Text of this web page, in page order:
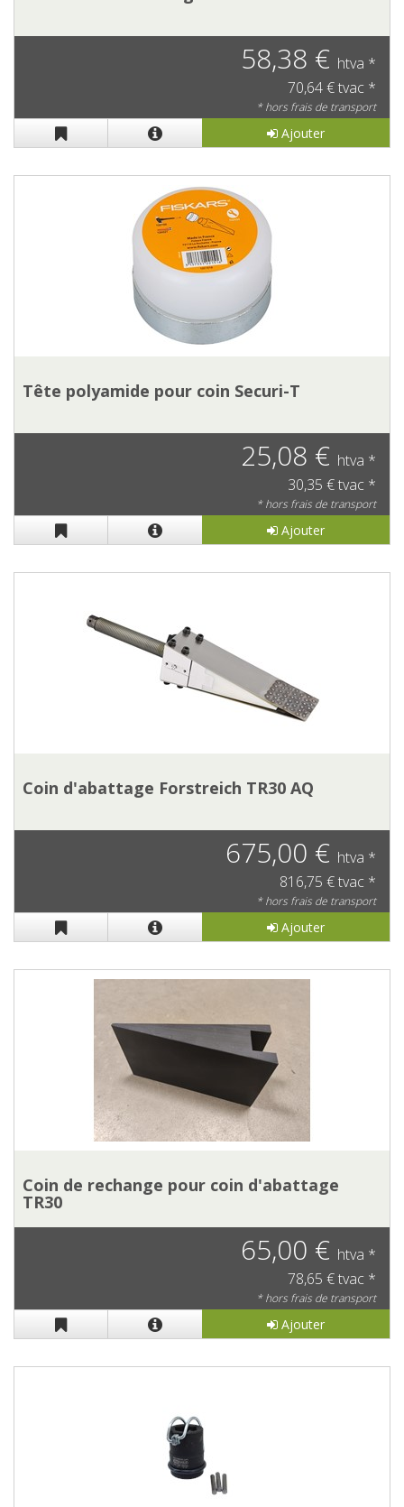
58,38 € htva *
70,64 € tvac *
* hors frais de transport
Ajouter
Tête polyamide pour coin Securi-T
25,08 € htva *
30,35 € tvac *
* hors frais de transport
Ajouter
Coin d'abattage Forstreich TR30 AQ
675,00 € htva *
816,75 € tvac *
* hors frais de transport
Ajouter
Coin de rechange pour coin d'abattage
TR30
65,00 € htva *
78,65 € tvac *
* hors frais de transport
Ajouter